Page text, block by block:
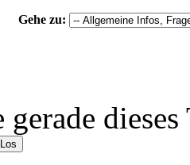
Gehe zu: